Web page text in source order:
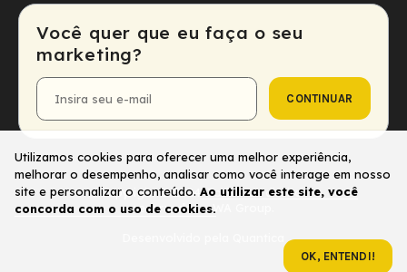
Você quer que eu faça o seu
marketing?
mail
CONTINUAR
Copyright © 2024. Todos os direitos
reservados - WA Group.
Utilizamos cookies para oferecer uma melhor experiência,
melhorar o desempenho, analisar como você interage em nosso
site e personalizar o conteúdo. Ao utilizar este site, você
concorda com o uso de cookies.
OK, ENTENDI!